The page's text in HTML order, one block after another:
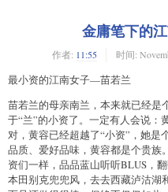
金庸笔下的
作者: 11:55 时间:
最小资的江南女子—苗若兰
苗若兰的母亲南兰，本来就已经是
于“兰”的小资了。一定有人会说：
对，黄容已经超越了“小资”，她是
品质、爱好品味，黄容都是个贵族
资们一样，品品蓝山听听BLUS，
本田别克兜兜风，去去西藏泸沽湖